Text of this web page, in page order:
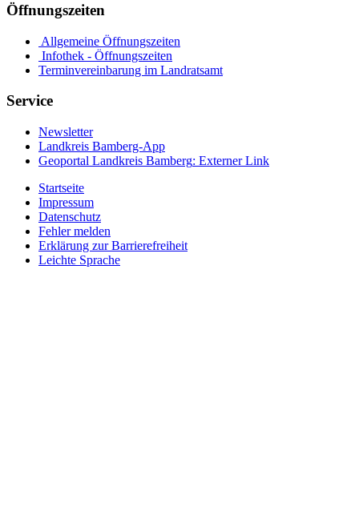
Öffnungszeiten
Allgemeine Öffnungszeiten
Infothek - Öffnungszeiten
Terminvereinbarung im Landratsamt
Service
Newsletter
Landkreis Bamberg-App
Geoportal Landkreis Bamberg: Externer Link
Startseite
Impressum
Datenschutz
Fehler melden
Erklärung zur Barrierefreiheit
Leichte Sprache